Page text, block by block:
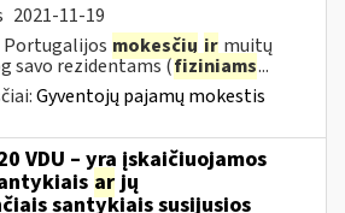
2021-11-19
mokesčių ir muitų
savo rezidentams (fiziniams...
Gyventojų pajamų mokestis
VDU – yra įskaičiuojamos
arjų
santykiais susijusios